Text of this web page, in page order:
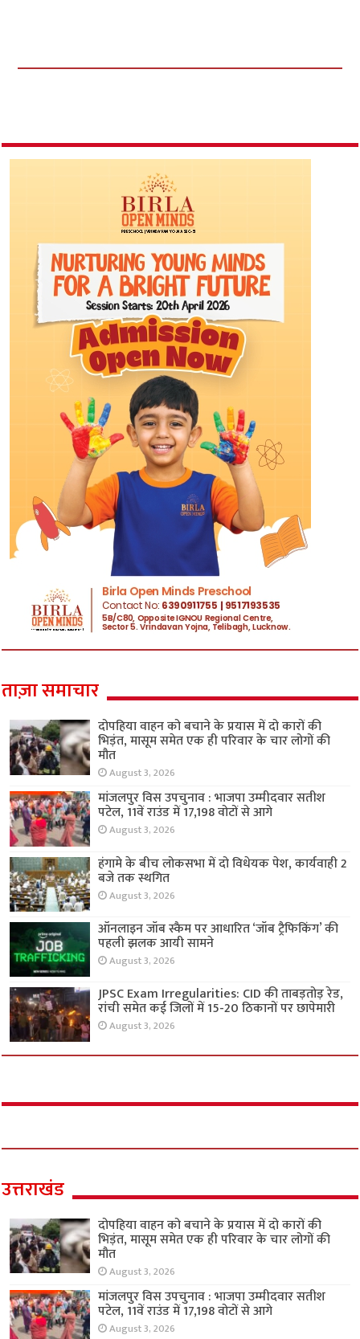
ताज़ा समाचार
दोपहिया वाहन को बचाने के प्रयास में दो कारों की
भिड़ंत, मासूम समेत एक ही परिवार के चार लोगों की
मौत
August 3, 2026
मांजलपुर विस उपचुनाव : भाजपा उम्मीदवार सतीश
पटेल, 11वें राउंड में 17,198 वोटों से आगे
August 3, 2026
हंगामे के बीच लोकसभा में दो विधेयक पेश, कार्यवाही 2
बजे तक स्थगित
August 3, 2026
ऑनलाइन जॉब स्कैम पर आधारित ‘जॉब ट्रैफिकिंग’ की
पहली झलक आयी सामने
August 3, 2026
JPSC Exam Irregularities: CID की ताबड़तोड़ रेड,
रांची समेत कई जिलों में 15-20 ठिकानों पर छापेमारी
August 3, 2026
उत्तराखंड
दोपहिया वाहन को बचाने के प्रयास में दो कारों की
भिड़ंत, मासूम समेत एक ही परिवार के चार लोगों की
मौत
August 3, 2026
मांजलपुर विस उपचुनाव : भाजपा उम्मीदवार सतीश
पटेल, 11वें राउंड में 17,198 वोटों से आगे
August 3, 2026